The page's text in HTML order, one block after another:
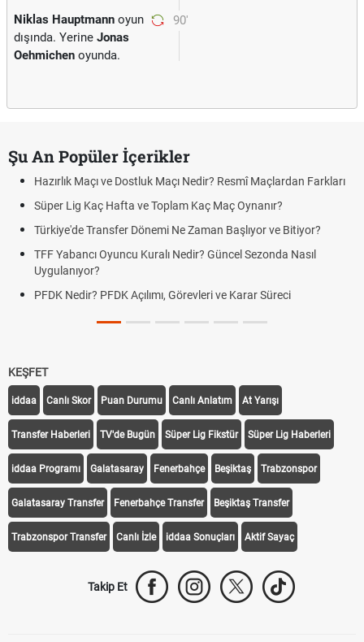
90'
Niklas Hauptmann oyun
dışında. Yerine Jonas
Oehmichen oyunda.
Şu An Popüler İçerikler
Hazırlık Maçı ve Dostluk Maçı Nedir? Resmî Maçlardan Farkları
Süper Lig Kaç Hafta ve Toplam Kaç Maç Oynanır?
Türkiye'de Transfer Dönemi Ne Zaman Başlıyor ve Bitiyor?
TFF Yabancı Oyuncu Kuralı Nedir? Güncel Sezonda Nasıl
Uygulanıyor?
PFDK Nedir? PFDK Açılımı, Görevleri ve Karar Süreci
KEŞFET
iddaa Canlı Skor Puan Durumu Canlı Anlatım At Yarışı
Transfer Haberleri TV'de Bugün Süper Lig Fikstür Süper Lig Haberleri
iddaa Programı Galatasaray Fenerbahçe Beşiktaş Trabzonspor
Galatasaray Transfer Fenerbahçe Transfer Beşiktaş Transfer
Trabzonspor Transfer Canlı İzle iddaa Sonuçları Aktif Sayaç
Takip Et